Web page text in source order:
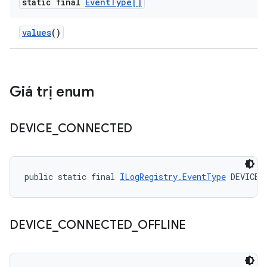
values()
Giá trị enum
DEVICE CONNECTED
public static final ILogRegistry.EventType
DEVICE CONNECTED OFFLINE